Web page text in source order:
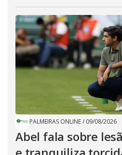
PALMEIRAS ONLINE/ 09/08/2026
Abel fala sobre